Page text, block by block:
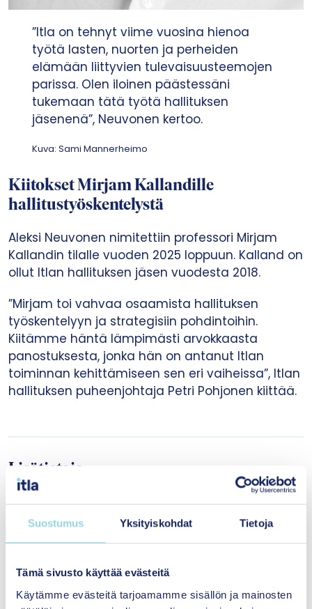
Suostumus Yksityiskohdat Tietoja
Tämä sivusto käyttää evästeitä
Käytämme evästeitä tarjoamamme sisällön ja mainosten
”Itla on tehnyt viime vuosina hienoa
työtä lasten, nuorten ja perheiden
elämään liittyvien tulevaisuusteemojen
parissa. Olen iloinen päästessäni
tukemaan tätä työtä hallituksen
jäsenenä”, Neuvonen kertoo.
Kuva: Sami Mannerheimo
Kiitokset Mirjam Kallandille
hallitustyöskentelystä
Aleksi Neuvonen nimitettiin professori Mirjam
Kallandin tilalle vuoden 2025 loppuun. Kalland on
ollut Itlan hallituksen jäsen vuodesta 2018.
”Mirjam toi vahvaa osaamista hallituksen
työskentelyyn ja strategisiin pohdintoihin.
Kiitämme häntä lämpimästi arvokkaasta
panostuksesta, jonka hän on antanut Itlan
toiminnan kehittämiseen sen eri vaiheissa”, Itlan
hallituksen puheenjohtaja Petri Pohjonen kiittää.
Lisätietoja